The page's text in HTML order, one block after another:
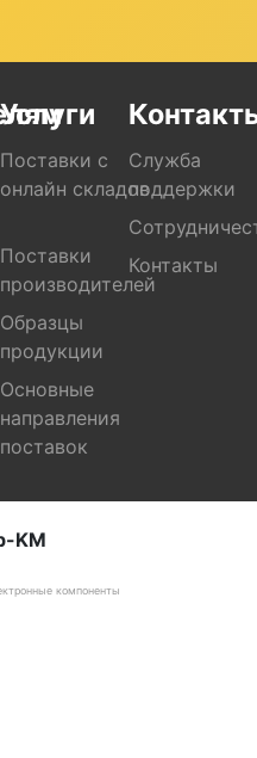
Услуги
Поставки с
онлайн складов
Поставки
производителей
Образцы
продукции
Основные
направления
поставок
Служба
поддержки
Контакты
KM
компоненты